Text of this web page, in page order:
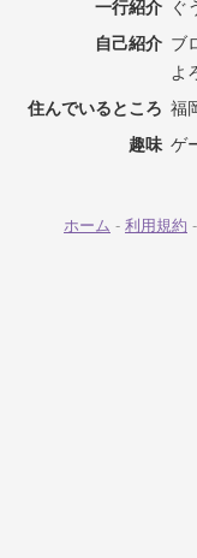
一行紹介
ぐ
自己紹介 ブ
よ
住んでいるところ 福
趣味 ゲ
ホーム - 利用規約 -